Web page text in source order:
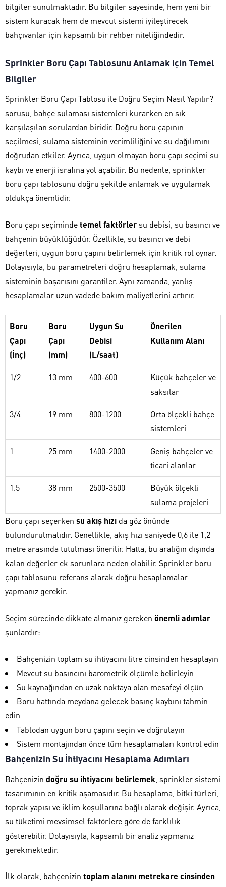
bilgiler sunulmaktadır. Bu bilgiler sayesinde, hem yeni bir
sistem kuracak hem de mevcut sistemi iyileştirecek
bahçıvanlar için kapsamlı bir rehber niteliğindedir.
Sprinkler Boru Çapı Tablosunu Anlamak için Temel
Bilgiler
Sprinkler Boru Çapı Tablosu ile Doğru Seçim Nasıl Yapılır?
sorusu, bahçe sulaması sistemleri kurarken en sık
karşılaşılan sorulardan biridir. Doğru boru çapının
seçilmesi, sulama sisteminin verimliliğini ve su dağılımını
doğrudan etkiler. Ayrıca, uygun olmayan boru çapı seçimi su
kaybı ve enerji israfına yol açabilir. Bu nedenle, sprinkler
boru çapı tablosunu doğru şekilde anlamak ve uygulamak
oldukça önemlidir.
Boru çapı seçimindetemel faktörler su debisi, su basıncı ve
bahçenin büyüklüğüdür. Özellikle, su basıncı ve debi
değerleri, uygun boru çapını belirlemek için kritik rol oynar.
Dolayısıyla, bu parametreleri doğru hesaplamak, sulama
sisteminin başarısını garantiler. Aynı zamanda, yanlış
hesaplamalar uzun vadede bakım maliyetlerini artırır.
Boru
Çapı
(İnç)
Boru
Çapı
(mm)
Uygun Su
Debisi
(L/saat)
Önerilen
Kullanım Alanı
1/2 13 mm 400-600
Küçük bahçeler ve
saksılar
3/4 19 mm 800-1200
Orta ölçekli bahçe
sistemleri
1 25 mm 1400-2000
Geniş bahçeler ve
ticari alanlar
1.5 38 mm 2500-3500
Büyük ölçekli
sulama projeleri
Boru çapı seçerken su akış hızı da göz önünde
bulundurulmalıdır. Genellikle, akış hızı saniyede 0,6 ile 1,2
metre arasında tutulması önerilir. Hatta, bu aralığın dışında
kalan değerler ek sorunlara neden olabilir. Sprinkler boru
çapı tablosunu referans alarak doğru hesaplamalar
yapmanız gerekir.
Seçim sürecinde dikkate almanız gereken önemli adımlar
şunlardır:
Bahçenizin toplam su ihtiyacını litre cinsinden hesaplayın
Mevcut su basıncını barometrik ölçümle belirleyin
Su kaynağından en uzak noktaya olan mesafeyi ölçün
Boru hattında meydana gelecek basınç kaybını tahmin
edin
Tablodan uygun boru çapını seçin ve doğrulayın
Sistem montajından önce tüm hesaplamaları kontrol edin
Bahçenizin Su İhtiyacını Hesaplama Adımları
Bahçenizin doğru su ihtiyacını belirlemek , sprinkler sistemi
tasarımının en kritik aşamasıdır. Bu hesaplama, bitki türleri,
toprak yapısı ve iklim koşullarına bağlı olarak değişir. Ayrıca,
su tüketimi mevsimsel faktörlere göre de farklılık
gösterebilir. Dolayısıyla, kapsamlı bir analiz yapmanız
gerekmektedir.
İlk olarak, bahçenizin toplam alanını metrekare cinsinden